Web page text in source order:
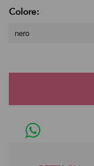
Colore:
nero